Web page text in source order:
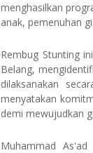
menghasilkan
anak, pemenuhan
Rembug Stunting
Belang,
dilaksanakan
menyatakan
demi mewujudkan
Muhammad